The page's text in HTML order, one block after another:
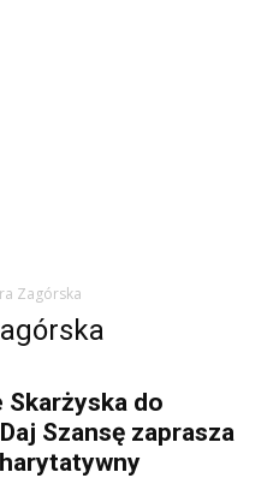
Zagórska
do
Szansę zaprasza